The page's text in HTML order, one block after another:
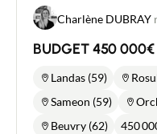
Ventilation de
à neuf. Terrain
situé pour les
Plage de Stella
3mn. Stella-
en vélo. Le
Charlène DUBRAY
BUDGET 450 000€
Landas (59)
Sameon (59)
Beuvry (62)
450